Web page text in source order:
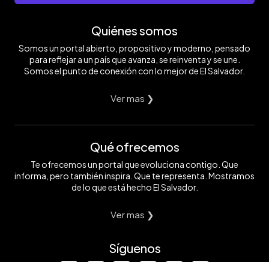
Quiénes somos
Somos un portal abierto, propositivo y moderno, pensado
para reflejar a un país que avanza, se reinventa y se une.
Somos el punto de conexión con lo mejor de El Salvador.
Ver mas ❯
Qué ofrecemos
Te ofrecemos un portal que evoluciona contigo. Que
informa, pero también inspira. Que te representa. Mostramos
de lo que está hecho El Salvador.
Ver mas ❯
Síguenos